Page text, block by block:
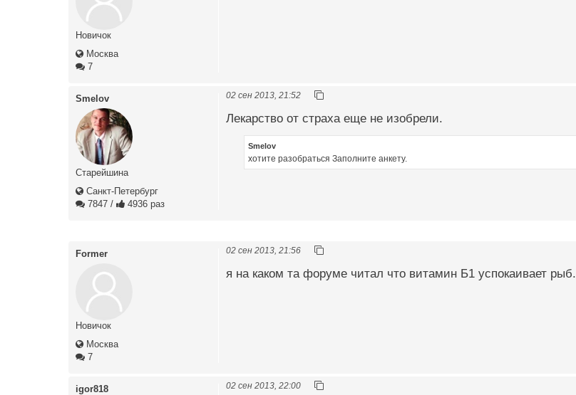
Новичок
Москва
7
Smelov
Старейшина
Санкт-Петербург
7847 / 4936 раз
02 сен 2013, 21:52
Лекарство от страха еще не изобрели.
Smelov
хотите разобраться Заполните анкету.
Former
Новичок
Москва
7
02 сен 2013, 21:56
я на каком та форуме читал что витамин Б1 успокаивает рыб.
igor818 02 сен 2013, 22:00